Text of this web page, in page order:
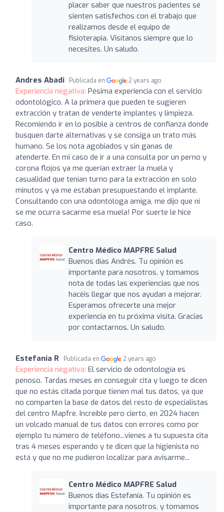
placer saber que nuestros pacientes se
sienten satisfechos con el trabajo que
realizamos desde el equipo de
fisioterapia. Visítanos siempre que lo
necesites. Un saludo.
Andres Abadi Publicada en 2 years ago
Experiencia negativa: Pésima experiencia con el servicio
odontológico. A la primera que pueden te sugieren
extracción y tratan de venderte implantes y limpieza.
Recomiendo ir en lo posible a centros de confianza donde
busquen darte alternativas y se consiga un trato más
humano. Se los nota agobiados y sin ganas de
atenderte. En mi caso de ir a una consulta por un perno y
corona flojos ya me querían extraer la muela y
casualidad que tenían turno para la extracción en solo
minutos y ya me estaban presupuestando el implante.
Consultando con una odontóloga amiga, me dijo que ni
se me ocurra sacarme esa muela! Por suerte le hice
caso.
Centro Médico MAPFRE Salud
Buenos días Andrés. Tu opinión es
importante para nosotros, y tomamos
nota de todas las experiencias que nos
hacéis llegar que nos ayudan a mejorar.
Esperamos ofrecerte una mejor
experiencia en tu próxima visita. Gracias
por contactarnos. Un saludo.
Estefania R Publicada en 2 years ago
Experiencia negativa: El servicio de odontología es
penoso. Tardas meses en conseguir cita y luego te dicen
que no estás citada porque tienen mal tus datos, ya que
no comparten la base de datos del resto de especialistas
del centro Mapfre. Increíble pero cierto, en 2024 hacen
un volcado manual de tus datos con errores como por
ejemplo tu número de teléfono...vienes a tu supuesta cita
tras 4 meses esperando y te dicen que la higienista no
está y que no me pudieron localizar para avisarme...
Centro Médico MAPFRE Salud
Buenos días Estefanía. Tu opinión es
importante para nosotros, y tomamos